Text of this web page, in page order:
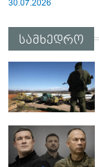
30.07.2026
სამხედრო